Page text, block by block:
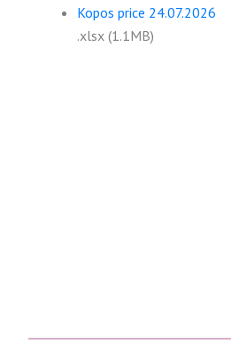
Kopos price 24.07.2026
.xlsx (1.1MB)